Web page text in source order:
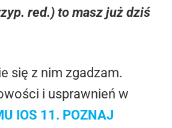
red.) to masz już dziś
się z nim zgadzam.
i usprawnień w
IOS 11. POZNAJ